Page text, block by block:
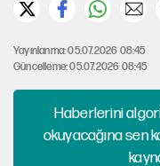
Yayınlanma: 05.07.2026 08:45
Güncelleme: 05.07.2026 08:45
Haberlerini
okuyacağına sen